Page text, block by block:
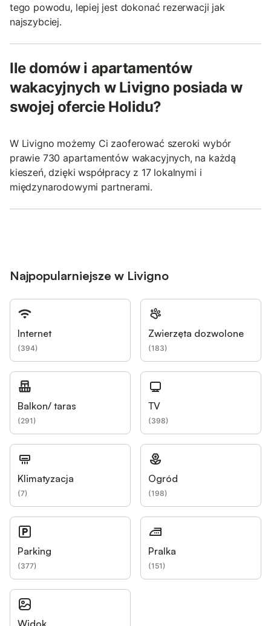
tego powodu, lepiej jest dokonać rezerwacji jak
najszybciej.
Ile domów i apartamentów
wakacyjnych w Livigno posiada w
swojej ofercie Holidu?
W Livigno możemy Ci zaoferować szeroki wybór
prawie 730 apartamentów wakacyjnych, na każdą
kieszeń, dzięki współpracy z 17 lokalnymi i
międzynarodowymi partnerami.
Najpopularniejsze w Livigno
Internet
(394)
Zwierzęta dozwolone
(183)
Balkon/ taras
(291)
TV
(398)
Klimatyzacja
(7)
Ogród
(198)
Parking
(377)
Pralka
(151)
Widok